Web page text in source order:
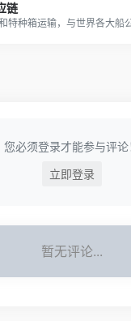
链
您必须登录才能参与评论
立即登录
暂无评论...